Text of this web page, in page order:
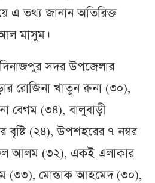
এ তথ্য জানান অতিরিক্ত
মাসুম।
সদর উপজেলার
রোজিনা খাতুন রুনা (৩০),
বেগম (৩৪), বালুবাড়ী
বৃষ্টি (২৪), উপশহরের ৭ নম্বর
আলম (৩২), একই এলাকার
(৩৩), মোস্তাক আহমেদ (৩০),